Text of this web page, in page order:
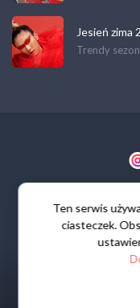
Jesień
Trendy
Ten serwis
ciasteczek.